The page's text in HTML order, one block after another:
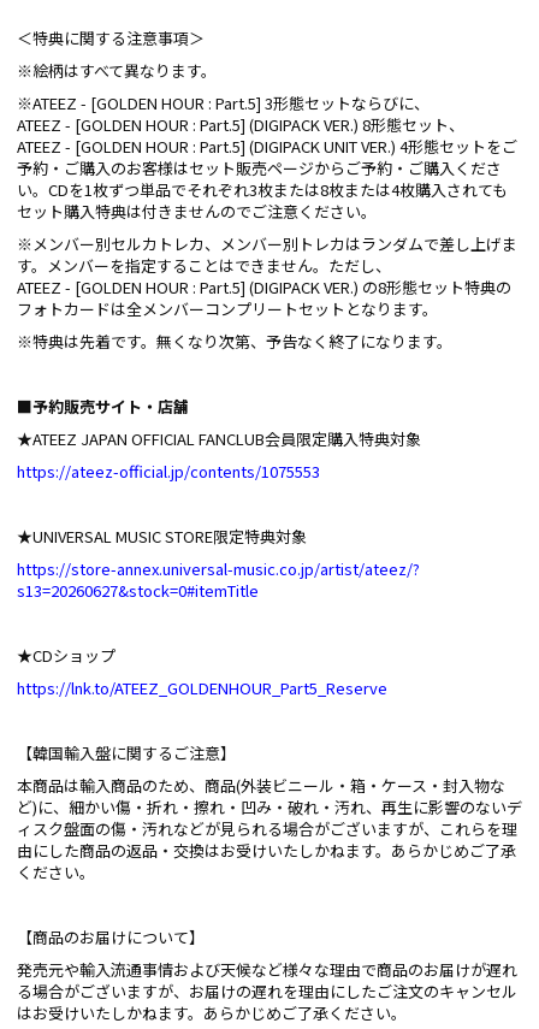
＜特典に関する注意事項＞
※絵柄はすべて異なります。
※ATEEZ - [GOLDEN HOUR : Part.5] 3形態セットならびに、
ATEEZ - [GOLDEN HOUR : Part.5] (DIGIPACK VER.) 8形態セット、
ATEEZ - [GOLDEN HOUR : Part.5] (DIGIPACK UNIT VER.) 4形態セットをご
予約・ご購入のお客様はセット販売ページからご予約・ご購入くださ
い。CDを1枚ずつ単品でそれぞれ3枚または8枚または4枚購入されても
セット購入特典は付きませんのでご注意ください。
※メンバー別セルカトレカ、メンバー別トレカはランダムで差し上げま
す。メンバーを指定することはできません。ただし、
ATEEZ - [GOLDEN HOUR : Part.5] (DIGIPACK VER.) の8形態セット特典の
フォトカードは全メンバーコンプリートセットとなります。
※特典は先着です。無くなり次第、予告なく終了になります。
■予約販売サイト・店舗
★ATEEZ JAPAN OFFICIAL FANCLUB会員限定購入特典対象
https://ateez-official.jp/contents/1075553
★UNIVERSAL MUSIC STORE限定特典対象
https://store-annex.universal-music.co.jp/artist/ateez/?
s13=20260627&stock=0#itemTitle
★CDショップ
https://lnk.to/ATEEZ_GOLDENHOUR_Part5_Reserve
【韓国輸入盤に関するご注意】
本商品は輸入商品のため、商品(外装ビニール・箱・ケース・封入物な
ど)に、細かい傷・折れ・擦れ・凹み・破れ・汚れ、再生に影響のないデ
ィスク盤面の傷・汚れなどが見られる場合がございますが、これらを理
由にした商品の返品・交換はお受けいたしかねます。あらかじめご了承
ください。
【商品のお届けについて】
発売元や輸入流通事情および天候など様々な理由で商品のお届けが遅れ
る場合がございますが、お届けの遅れを理由にしたご注文のキャンセル
はお受けいたしかねます。あらかじめご了承ください。